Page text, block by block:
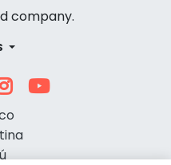
company.